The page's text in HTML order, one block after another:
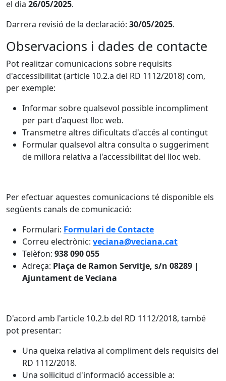
el dia 26/05/2025.
Darrera revisió de la declaració: 30/05/2025.
Observacions i dades de contacte
Pot realitzar comunicacions sobre requisits
d'accessibilitat (article 10.2.a del RD 1112/2018) com,
per exemple:
Informar sobre qualsevol possible incompliment
per part d'aquest lloc web.
Transmetre altres dificultats d'accés al contingut
Formular qualsevol altra consulta o suggeriment
de millora relativa a l'accessibilitat del lloc web.
Per efectuar aquestes comunicacions té disponible els
següents canals de comunicació:
Formulari: Formulari de Contacte
Correu electrònic: veciana@veciana.cat
Telèfon: 938 090 055
Adreça: Plaça de Ramon Servitje, s/n 08289 |
Ajuntament de Veciana
D'acord amb l'article 10.2.b del RD 1112/2018, també
pot presentar:
Una queixa relativa al compliment dels requisits del
RD 1112/2018.
Una sol·licitud d'informació accessible a: